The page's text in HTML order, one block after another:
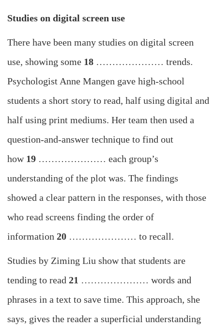
Studies on digital screen use
There have been many studies on digital screen
use, showing some 18 ………………… trends.
Psychologist Anne Mangen gave high-school
students a short story to read, half using digital and
half using print mediums. Her team then used a
question-and-answer technique to find out
how 19 ………………… each group’s
understanding of the plot was. The findings
showed a clear pattern in the responses, with those
who read screens finding the order of
information 20 ………………… to recall.
Studies by Ziming Liu show that students are
tending to read 21 ………………… words and
phrases in a text to save time. This approach, she
says, gives the reader a superficial understanding